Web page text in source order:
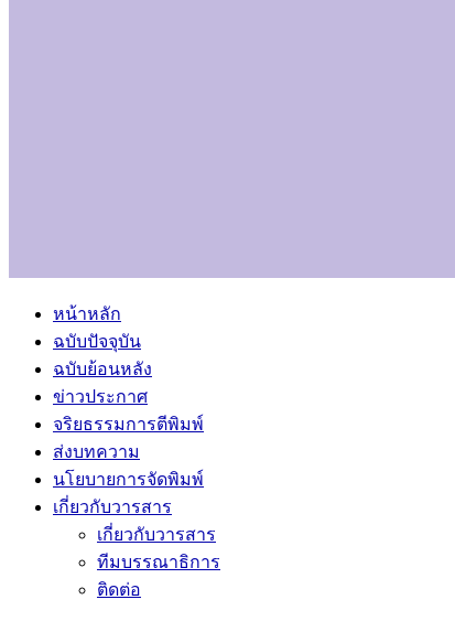
หน้าหลัก
ฉบับปัจจุบัน
ฉบับย้อนหลัง
ข่าวประกาศ
จริยธรรมการตีพิมพ์
ส่งบทความ
นโยบายการจัดพิมพ์
เกี่ยวกับวารสาร
เกี่ยวกับวารสาร
ทีมบรรณาธิการ
ติดต่อ